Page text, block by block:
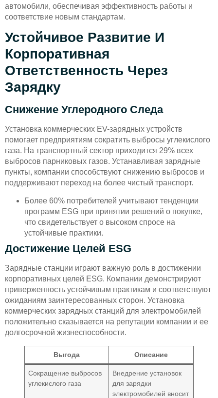
автомобили, обеспечивая эффективность работы и
соответствие новым стандартам.
Устойчивое Развитие И
Корпоративная
Ответственность Через
Зарядку
Снижение Углеродного Следа
Установка коммерческих EV-зарядных устройств
помогает предприятиям сократить выбросы углекислого
газа. На транспортный сектор приходится 29% всех
выбросов парниковых газов. Устанавливая зарядные
пункты, компании способствуют снижению выбросов и
поддерживают переход на более чистый транспорт.
Более 60% потребителей учитывают тенденции
программ ESG при принятии решений о покупке,
что свидетельствует о высоком спросе на
устойчивые практики.
Достижение Целей ESG
Зарядные станции играют важную роль в достижении
корпоративных целей ESG. Компании демонстрируют
приверженность устойчивым практикам и соответствуют
ожиданиям заинтересованных сторон. Установка
коммерческих зарядных станций для электромобилей
положительно сказывается на репутации компании и ее
долгосрочной жизнеспособности.
Выгода Описание
Сокращение выбросов
углекислого газа
Внедрение установок
для зарядки
электромобилей вносит